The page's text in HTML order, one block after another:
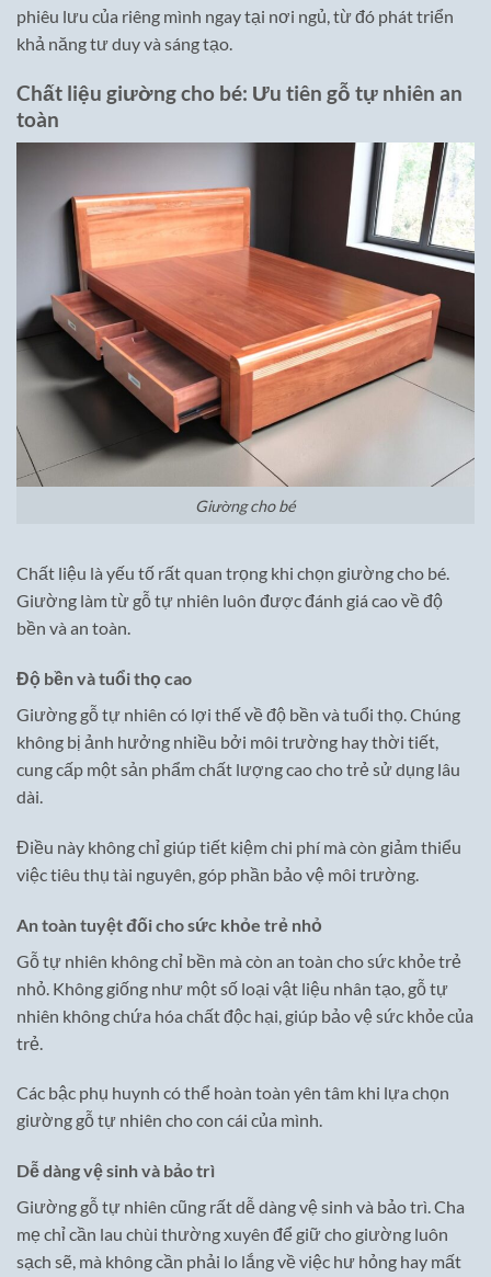
phiêu lưu của riêng mình ngay tại nơi ngủ, từ đó phát triển
khả năng tư duy và sáng tạo.
Chất liệu giường cho bé: Ưu tiên gỗ tự nhiên an
toàn
Giường cho bé
Chất liệu là yếu tố rất quan trọng khi chọn giường cho bé.
Giường làm từ gỗ tự nhiên luôn được đánh giá cao về độ
bền và an toàn.
Độ bền và tuổi thọ cao
Giường gỗ tự nhiên có lợi thế về độ bền và tuổi thọ. Chúng
không bị ảnh hưởng nhiều bởi môi trường hay thời tiết,
cung cấp một sản phẩm chất lượng cao cho trẻ sử dụng lâu
dài.
Điều này không chỉ giúp tiết kiệm chi phí mà còn giảm thiểu
việc tiêu thụ tài nguyên, góp phần bảo vệ môi trường.
An toàn tuyệt đối cho sức khỏe trẻ nhỏ
Gỗ tự nhiên không chỉ bền mà còn an toàn cho sức khỏe trẻ
nhỏ. Không giống như một số loại vật liệu nhân tạo, gỗ tự
nhiên không chứa hóa chất độc hại, giúp bảo vệ sức khỏe của
trẻ.
Các bậc phụ huynh có thể hoàn toàn yên tâm khi lựa chọn
giường gỗ tự nhiên cho con cái của mình.
Dễ dàng vệ sinh và bảo trì
Giường gỗ tự nhiên cũng rất dễ dàng vệ sinh và bảo trì. Cha
mẹ chỉ cần lau chùi thường xuyên để giữ cho giường luôn
sạch sẽ, mà không cần phải lo lắng về việc hư hỏng hay mất